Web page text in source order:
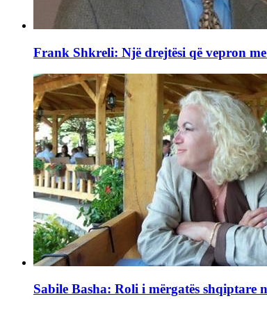
Frank Shkreli: Një drejtësi që vepron
Sabile Basha: Roli i mërgatës shqiptare